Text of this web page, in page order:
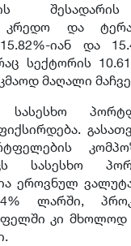
შესადარის
კრედო და ტერა
იან და
სექტორის
მაღალი
სასესხო
სასესხო
ეროვნულ
ლარში,
კი მხოლოდ